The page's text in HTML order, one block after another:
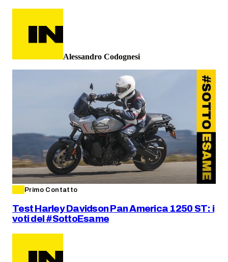
Alessandro Codognesi
Primo Contatto
Test Harley Davidson Pan America 1250 ST: i
voti del #SottoEsame